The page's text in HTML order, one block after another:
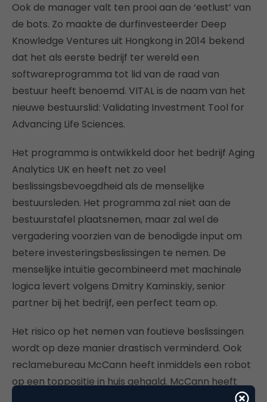
Ook de manager valt ten prooi aan de ‘eetlust’ van
de bots. Zo maakte de durfinvesteerder Deep
Knowledge Ventures uit Hongkong in 2014 bekend
dat het als eerste bedrijf ter wereld een
softwareprogramma tot lid van de raad van
bestuur heeft benoemd. VITAL is de naam van het
nieuwe bestuurslid: Validating Investment Tool for
Advancing Life Sciences.
Het programma is ontwikkeld door het bedrijf Aging
Analytics UK en heeft net zo veel
beslissingsbevoegdheid als de menselijke
bestuursleden. Het programma zal niet aan de
bestuurstafel plaatsnemen, maar zal wel de
vergadering voorzien van de benodigde input om
betere investeringsbeslissingen te nemen. De
menselijke intuïtie gecombineerd met machinale
logica levert volgens Dmitry Kaminskiy, senior
partner bij het bedrijf, een perfect team op.
Het risico op het nemen van foutieve beslissingen
wordt op deze manier drastisch verminderd. Ook
reclamebureau McCann heeft inmiddels een robot
op een toppositie in huis gehaald. McCann heeft
een robot die werkzaam is als creative director.